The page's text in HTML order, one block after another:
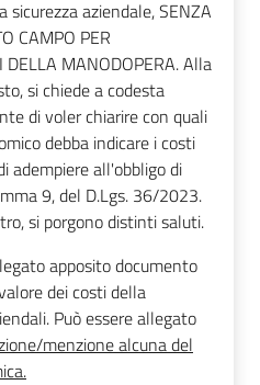
aziendale, SENZA
CAMPO PER
DELLA MANODOPERA. Alla
si chiede a codesta
di voler chiarire con quali
debba indicare i costi
adempiere all'obbligo di
9, del D.Lgs. 36/2023.
si porgono distinti saluti.
apposito documento
dei costi della
Può essere allegato
menzione alcuna del